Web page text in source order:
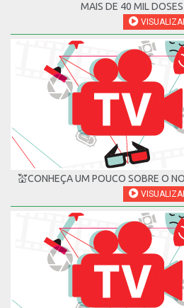
MAIS DE 40 MIL
💒CONHEÇA UM POUCO SOBRE O